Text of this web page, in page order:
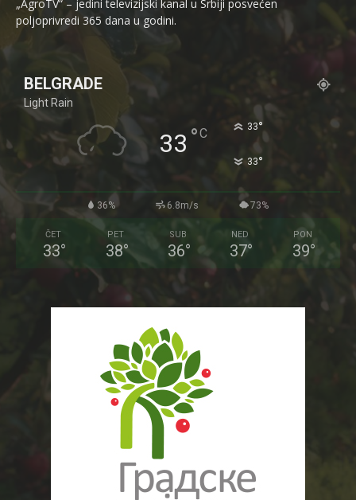
„AgroTV“ – jedini televizijski kanal u Srbiji posvećen
poljoprivredi 365 dana u godini.
BELGRADE
Light Rain
33 °C 33°
33°
36% 6.8m/s 73%
ČET
33°
PET
38°
SUB
36°
NED
37°
PON
39°